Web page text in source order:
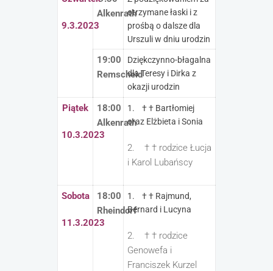
9.3.2023
Alkenrathotrzymane łaski i z
prośbą o dalsze dla
Urszuli w dniu urodzin
19:00
Remscheid
Dziękczynno-błagalna
dla Teresy i Dirka z
okazji urodzin
Piątek
10.3.2023
18:00
Alkenrath
1. † † Bartłomiej
oraz Elżbieta i Sonia
2. † † rodzice Łucja
i Karol Lubańscy
Sobota
11.3.2023
18:00
Rheindorf
1. † † Rajmund,
Bernard i Lucyna
2. † † rodzice
Genowefa i
Franciszek Kurzel